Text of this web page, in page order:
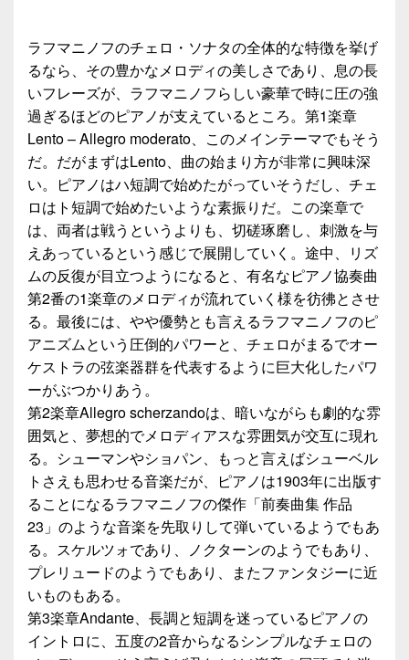
ラフマニノフのチェロ・ソナタの全体的な特徴を挙げ
るなら、その豊かなメロディの美しさであり、息の長
いフレーズが、ラフマニノフらしい豪華で時に圧の強
過ぎるほどのピアノが支えているところ。第1楽章
Lento – Allegro moderato、このメインテーマでもそう
だ。だがまずはLento、曲の始まり方が非常に興味深
い。ピアノはハ短調で始めたがっていそうだし、チェ
ロはト短調で始めたいような素振りだ。この楽章で
は、両者は戦うというよりも、切磋琢磨し、刺激を与
えあっているという感じで展開していく。途中、リズ
ムの反復が目立つようになると、有名なピアノ協奏曲
第2番の1楽章のメロディが流れていく様を彷彿とさせ
る。最後には、やや優勢とも言えるラフマニノフのピ
アニズムという圧倒的パワーと、チェロがまるでオー
ケストラの弦楽器群を代表するように巨大化したパワ
ーがぶつかりあう。
第2楽章Allegro scherzandoは、暗いながらも劇的な雰
囲気と、夢想的でメロディアスな雰囲気が交互に現れ
る。シューマンやショパン、もっと言えばシューベル
トさえも思わせる音楽だが、ピアノは1903年に出版す
ることになるラフマニノフの傑作「前奏曲集 作品
23」のような音楽を先取りして弾いているようでもあ
る。スケルツォであり、ノクターンのようでもあり、
プレリュードのようでもあり、またファンタジーに近
いものもある。
第3楽章Andante、長調と短調を迷っているピアノの
イントロに、五度の2音からなるシンプルなチェロの